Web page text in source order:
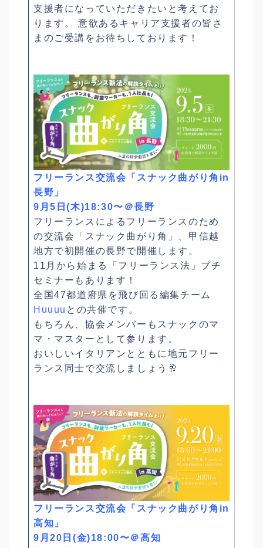
支援者になっていただきたいと考えてお
ります。 意欲あるキャリア支援者の皆さ
まのご受講をお待ちしております！
フリーランス交流会「スナック曲がり角in
長野」
9月5日(木)18:30〜＠長野
フリーランスによるフリーランスのため
の交流会「スナック曲がり角」、甲信越
地方で初開催の長野で開催します。
11月から始まる「フリーランス法」プチ
セミナーもあります！
全国47都道府県を飛び回る編集チーム
Huuuu との共催です。
もちろん、協会メンバーもスナックのマ
マ・マスターとして参ります。
おいしいイタリアンとともに地元フリー
ランス同士で交流しましょう🥂
フリーランス交流会「スナック曲がり角in
高知」
9月20日(金)18:00〜＠高知